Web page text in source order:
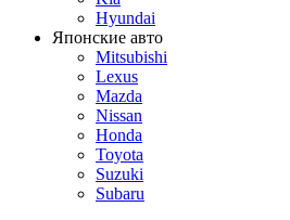
Hyundai
Японские авто
Mitsubishi
Lexus
Mazda
Nissan
Honda
Toyota
Suzuki
Subaru